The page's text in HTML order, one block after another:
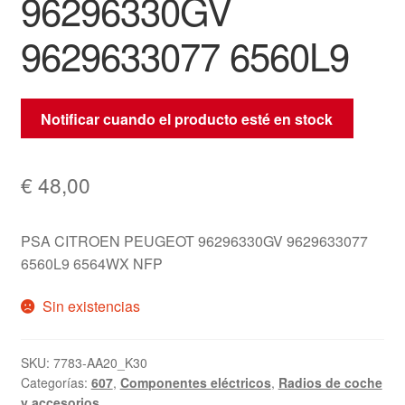
9629633077 6560L9
Notificar cuando el producto esté en stock
€ 48,00
PSA CITROEN PEUGEOT 96296330GV 9629633077
6560L9 6564WX NFP
Sin existencias
SKU: 7783-AA20_K30
Categorías: 607, Componentes eléctricos, Radios de coche